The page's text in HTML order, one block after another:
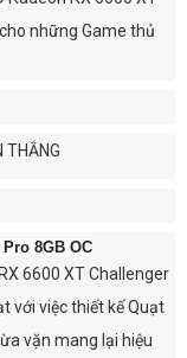
những Game thủ
8GB OC
6600 XT Challenger
với việc thiết kế Quạt
vặn mang lại hiệu